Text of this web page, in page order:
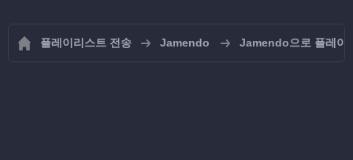
플레이리스트 전송 Jamendo Jamendo으로 플레이